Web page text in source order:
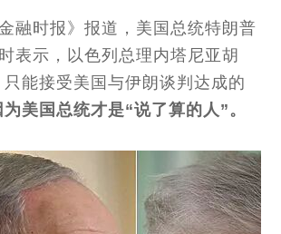
融时报》报道，美国总统特朗普
表示，以色列总理内塔尼亚胡
只能接受美国与伊朗谈判达成的
为美国总统才是“说了算的人”。